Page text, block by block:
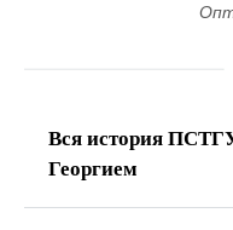
Вся история
Георгием